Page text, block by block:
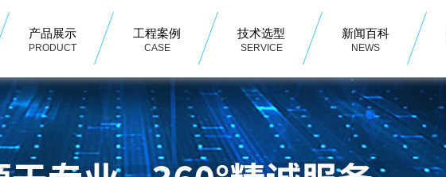
产品展示
PRODUCT
工程案例
CASE
技术选型
SERVICE
新闻百科
NEWS